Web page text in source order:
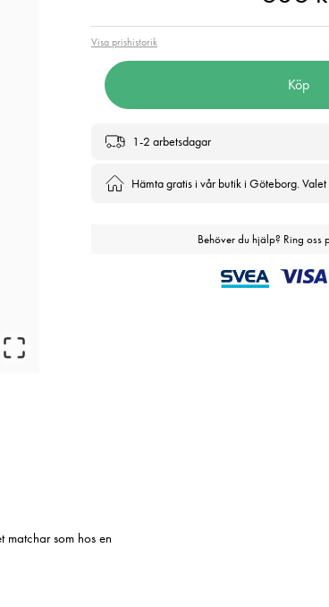
Visa prishistorik
Köp
1-2 arbetsdagar
Hämta gratis i vår butik i Göteborg.
Behöver du hjälp? Ring oss
som hos en